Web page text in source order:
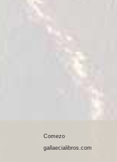
Comezo
gallaecialibros.com